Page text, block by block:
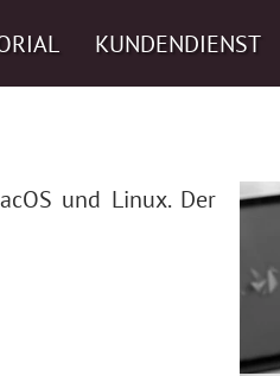
KUNDENDIENST
und Linux. Der